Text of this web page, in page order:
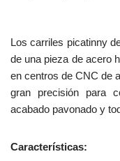
Los carriles picatinny
de una pieza de acero
en centros de CNC de
gran precisión para
acabado pavonado y
Características: